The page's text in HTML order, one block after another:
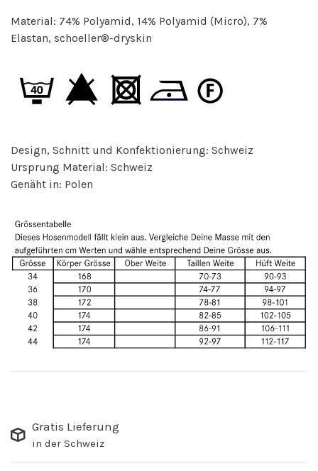
Material: 74% Polyamid, 14% Polyamid (Micro), 7%
Elastan, schoeller®-dryskin
Design, Schnitt und Konfektionierung: Schweiz
Ursprung Material: Schweiz
Genäht in: Polen
Gratis Lieferung
in der Schweiz